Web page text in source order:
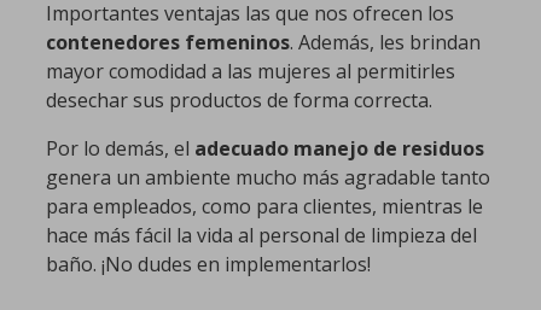
Importantes ventajas las que nos ofrecen los
contenedores femeninos. Además, les brindan
mayor comodidad a las mujeres al permitirles
desechar sus productos de forma correcta.
Por lo demás, el adecuado manejo de residuos
genera un ambiente mucho más agradable tanto
para empleados, como para clientes, mientras le
hace más fácil la vida al personal de limpieza del
baño. ¡No dudes en implementarlos!